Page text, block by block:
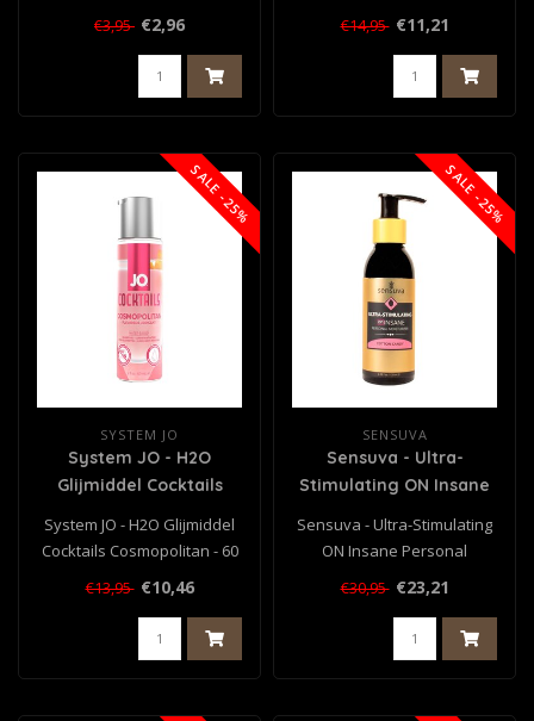
3 ml
€3,95 €2,96
Lime - 120 ml
€14,95 €11,21
SALE -25%
SYSTEM JO
System JO - H2O
Glijmiddel Cocktails
System JO - H2O Glijmiddel
Cocktails Cosmopolitan - 60
ml
€13,95 €10,46
SALE -25%
SENSUVA
Sensuva - Ultra-
Stimulating ON Insane
Suikerspin 125 m
Sensuva - Ultra-Stimulating
ON Insane Personal
Moisturizer Suikerspin 125
€30,95 €23,21